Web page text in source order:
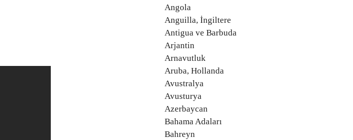
Angola
Anguilla, İngiltere
Antigua ve Barbuda
Arjantin
Arnavutluk
Aruba, Hollanda
Avustralya
Avusturya
Azerbaycan
Bahama Adaları
Bahreyn